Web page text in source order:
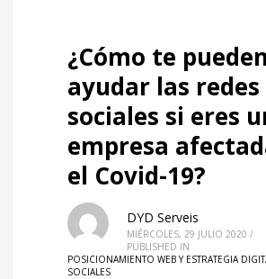
¿Cómo te pueden
ayudar las redes
sociales si eres
empresa
el Covid-19?
DYD Serveis
MIÉRCOLES, 29 JULIO 2020 /
PUBLISHED IN
POSICIONAMIENTO WEB Y ESTRATEGIA
SOCIALES